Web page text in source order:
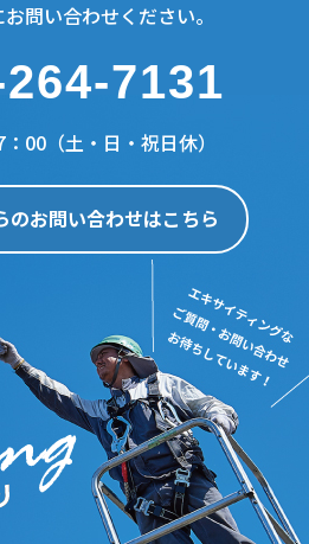
問い合わせください。
7131
00（土・日・祝日休）
のお問い合わせはこちら